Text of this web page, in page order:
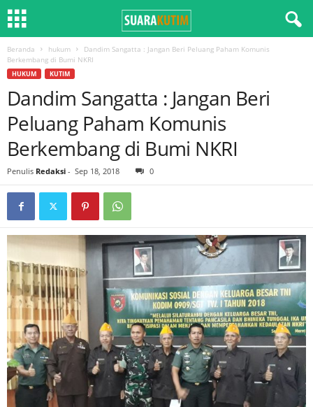
Beranda hukum
Dandim Sangatta : Jangan Beri Peluang Paham Komunis
Berkembang di Bumi NKRI
HUKUM KUTIM
Dandim Sangatta : Jangan Beri
Peluang Paham Komunis
Berkembang di Bumi NKRI
Penulis Redaksi - Sep 18, 2018 0